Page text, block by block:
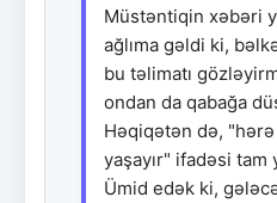
Müstəntiqin xəbəri
ağlıma gəldi ki,
bu təlimatı
ondan da qabağa
Həqiqətən də,
yaşayır" ifadəsi tam
Ümid edək ki,